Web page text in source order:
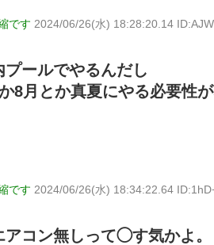
です 2024/06/26(水) 18:28:20.14
ールでやるんだし
8月とか真夏にやる必要性
です 2024/06/26(水) 18:34:22.64
アコン無しって◯す気かよ。